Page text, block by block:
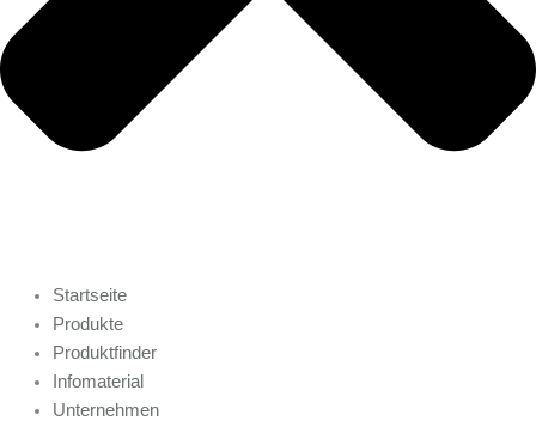
Startseite
Produkte
Produktfinder
Infomaterial
Unternehmen